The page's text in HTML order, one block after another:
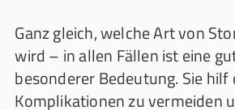
Ganz gleich, welche Art von
wird – in allen Fällen ist eine
besonderer Bedeutung. Sie hilf
Komplikationen zu vermeiden